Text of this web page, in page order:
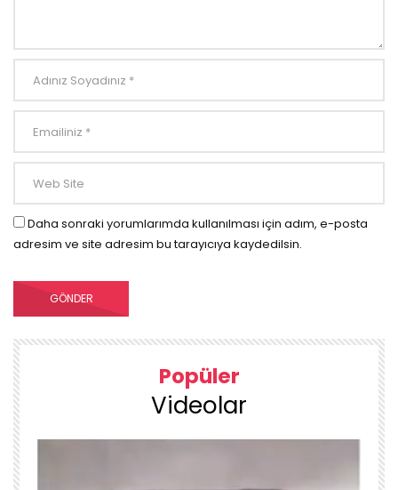
Daha sonraki yorumlarımda kullanılması için adım, e-posta
adresim ve site adresim bu tarayıcıya kaydedilsin.
Popüler
Videolar